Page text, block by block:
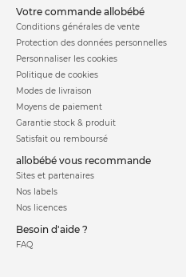
votre commande allobébé
Conditions générales de vente
Protection des données personnelles
Personnaliser les cookies
Politique de cookies
Modes de livraison
Moyens de paiement
Garantie stock & produit
Satisfait ou remboursé
allobébé vous recommande
Sites et partenaires
Nos labels
Nos licences
Besoin d'aide ?
FAQ